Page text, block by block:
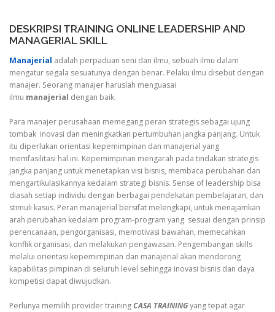
DESKRIPSI TRAINING ONLINE LEADERSHIP AND
MANAGERIAL SKILL
Manajerial adalah perpaduan seni dan ilmu, sebuah ilmu dalam
mengatur segala sesuatunya dengan benar. Pelaku ilmu disebut dengan
manajer. Seorang manajer haruslah menguasai
ilmu manajerial dengan baik.
Para manajer perusahaan memegang peran strategis sebagai ujung
tombak inovasi dan meningkatkan pertumbuhan jangka panjang. Untuk
itu diperlukan orientasi kepemimpinan dan manajerial yang
memfasilitasi hal ini. Kepemimpinan mengarah pada tindakan strategis
jangka panjang untuk menetapkan visi bisnis, membaca perubahan dan
mengartikulasikannya kedalam strategi bisnis. Sense of leadership bisa
diasah setiap individu dengan berbagai pendekatan pembelajaran, dan
stimuli kasus. Peran manajerial bersifat melengkapi, untuk menajamkan
arah perubahan kedalam program-program yang sesuai dengan prinsip
perencanaan, pengorganisasi, memotivasi bawahan, memecahkan
konflik organisasi, dan melakukan pengawasan. Pengembangan skills
melalui orientasi kepemimpinan dan manajerial akan mendorong
kapabilitas pimpinan di seluruh level sehingga inovasi bisnis dan daya
kompetisi dapat diwujudkan.
Perlunya memilih provider trainingCASA TRAININGyang tepat agar